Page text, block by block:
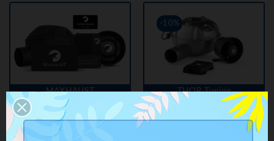
MAXHAUST
Active Sound Booster AUDI
A1 1,4 1,6 2,0 TDI Diesel
GB (2018+)(Maxhaust)
-10%
THOR Tuning
Active Sound System THOR
Tuning PRO LEVEL 2 +